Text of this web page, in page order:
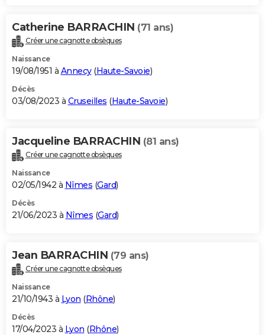
Catherine BARRACHIN (71 ans)
Créer une cagnotte obsèques
Naissance
19/08/1951 à Annecy(Haute-Savoie)
Décès
03/08/2023 à Cruseilles (Haute-Savoie)
Jacqueline BARRACHIN (81 ans)
Créer une cagnotte obsèques
Naissance
02/05/1942 à Nîmes (Gard)
Décès
21/06/2023 à Nîmes (Gard)
Jean BARRACHIN (79 ans)
Créer une cagnotte obsèques
Naissance
21/10/1943 à Lyon (Rhône)
Décès
17/04/2023 à Lyon (Rhône)